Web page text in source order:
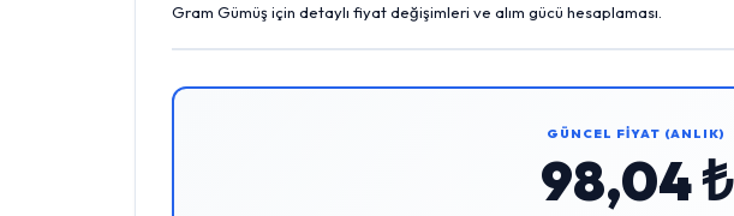
Gram Gümüş için detaylı fiyat değişimleri ve alım gücü hesaplaması.
GÜNCEL FİYAT (ANLIK)
98,04 ₺